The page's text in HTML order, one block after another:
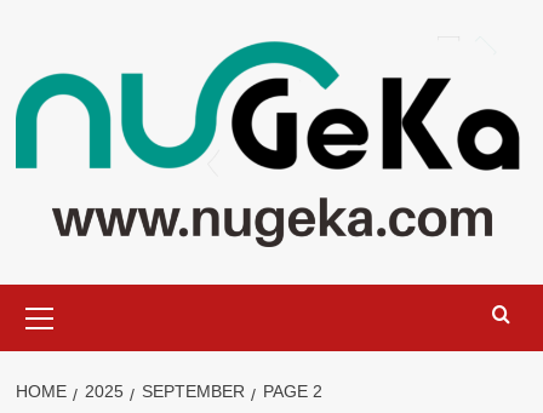
content
Menu
HOME 2025 SEPTEMBER PAGE 2